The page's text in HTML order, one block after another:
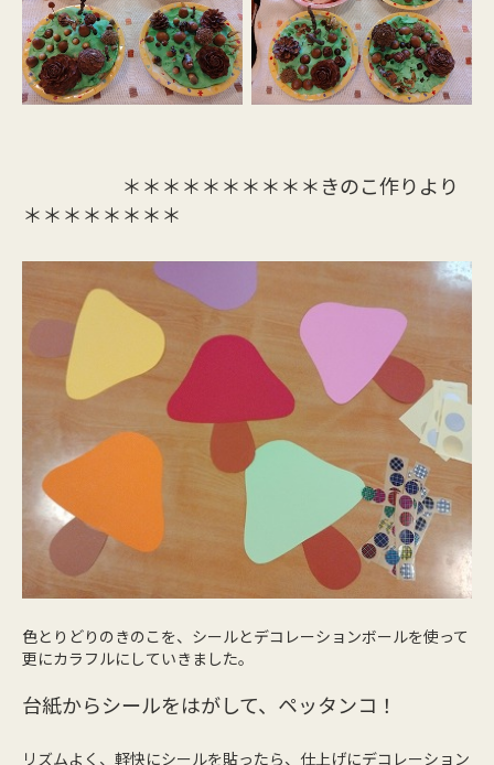
＊＊＊＊＊＊＊＊＊＊きのこ作りより
＊＊＊＊＊＊＊＊
色とりどりのきのこを、シールとデコレーションボールを使って
更にカラフルにしていきました。
台紙からシールをはがして、ペッタンコ！
リズムよく、軽快にシールを貼ったら、仕上げにデコレーション